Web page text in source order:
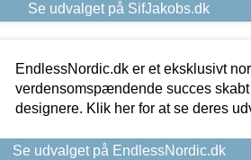
Se udvalget på SifJakobs.dk
EndlessNordic.dk er et eksklusivt
verdensomspændende succes
designere. Klik her for at se deres
Se udvalget på EndlessNordic.dk